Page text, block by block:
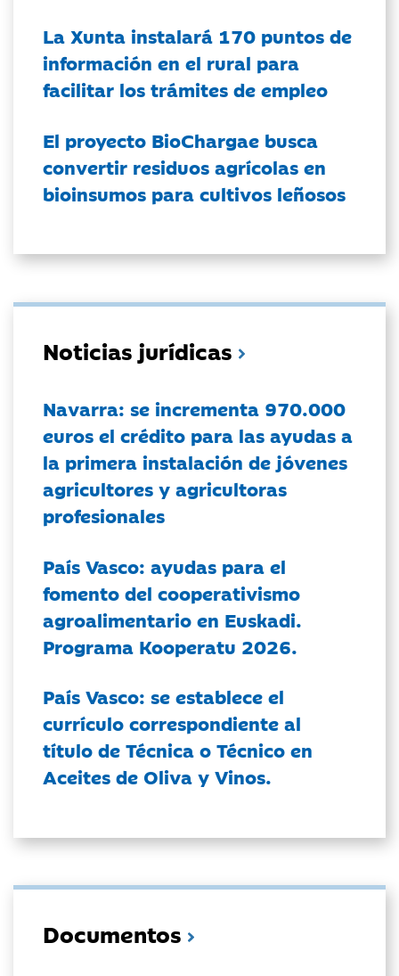
La Xunta instalará 170 puntos de
información en el rural para
facilitar los trámites de empleo
El proyecto BioChargae busca
convertir residuos agrícolas en
bioinsumos para cultivos leñosos
Noticias jurídicas
Navarra: se incrementa 970.000
euros el crédito para las ayudas a
la primera instalación de jóvenes
agricultores y agricultoras
profesionales
País Vasco: ayudas para el
fomento del cooperativismo
agroalimentario en Euskadi.
Programa Kooperatu 2026.
País Vasco: se establece el
currículo correspondiente al
título de Técnica o Técnico en
Aceites de Oliva y Vinos.
Documentos